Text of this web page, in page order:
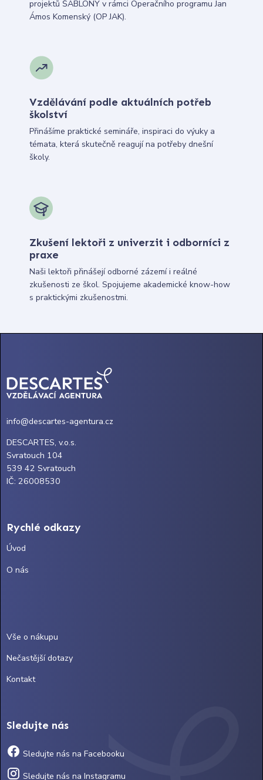
projektů ŠABLONY v rámci Operačního programu Jan
Ámos Komenský (OP JAK).
Vzdělávání podle aktuálních potřeb
školství
Přinášíme praktické semináře, inspiraci do výuky a
témata, která skutečně reagují na potřeby dnešní
školy.
Zkušení lektoři z univerzit i odborníci z
praxe
Naši lektoři přinášejí odborné zázemí i reálné
zkušenosti ze škol. Spojujeme akademické know-how
s praktickými zkušenostmi.
info@descartes-agentura.cz
DESCARTES, v.o.s.
Svratouch 104
539 42 Svratouch
IČ: 26008530
Rychlé odkazy
Úvod
O nás
Vše o nákupu
Nečastější dotazy
Kontakt
Sledujte nás
Sledujte nás na Facebooku
Sledujte nás na Instagramu